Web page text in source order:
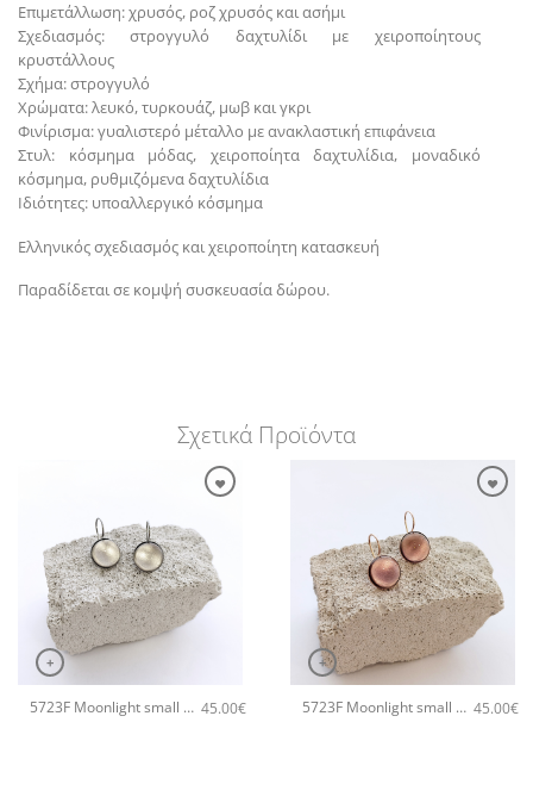
Επιμετάλλωση: χρυσός, ροζ χρυσός και ασήμι
Σχεδιασμός: στρογγυλό δαχτυλίδι με χειροποίητους
κρυστάλλους
Σχήμα: στρογγυλό
Χρώματα: λευκό, τυρκουάζ, μωβ και γκρι
Φινίρισμα: γυαλιστερό μέταλλο με ανακλαστική επιφάνεια
Στυλ: κόσμημα μόδας, χειροποίητα δαχτυλίδια, μοναδικό
κόσμημα, ρυθμιζόμενα δαχτυλίδια
Ιδιότητες: υποαλλεργικό κόσμημα
Ελληνικός σχεδιασμός και χειροποίητη κατασκευή
Παραδίδεται σε κομψή συσκευασία δώρου.
Σχετικά Προϊόντα
+
5723F Moonlight small χειροποίητα σκουλαρίκια Catherine bijoux Γκρι 45.00€
+
5723F Moonlight small χειροποίητα σκουλαρίκια Catherine bijoux Μωβ 45.00€